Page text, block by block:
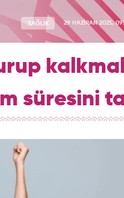
SAĞLIK 29 HAZİRAN 2025,
süresini